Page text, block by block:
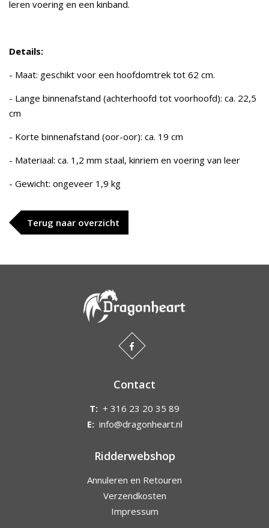
leren voering en een kinband.
Details:
- Maat: geschikt voor een hoofdomtrek tot 62 cm.
- Lange binnenafstand (achterhoofd tot voorhoofd): ca. 22,5
cm
- Korte binnenafstand (oor-oor): ca. 19 cm
- Materiaal: ca. 1,2 mm staal, kinriem en voering van leer
- Gewicht: ongeveer 1,9 kg
Terug naar overzicht
Contact
T: + 316 23 20 35 89
E: info@dragonheart.nl
Ridderwebshop
Annuleren en Retouren
Verzendkosten
Impressum